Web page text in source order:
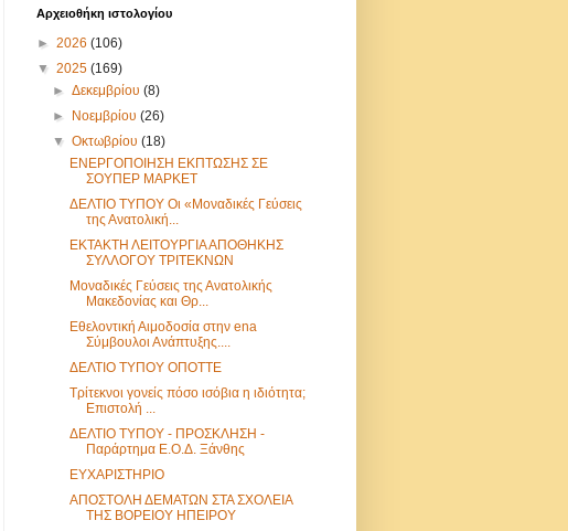
Αρχειοθήκη ιστολογίου
► 2026 (106)
▼ 2025 (169)
►Δεκεμβρίου(8)
►
Νοεμβρίου(26)
▼Οκτωβρίου(18)
ΕΝΕΡΓΟΠΟΙΗΣΗ ΕΚΠΤΩΣΗΣ ΣΕ
ΣΟΥΠΕΡ ΜΑΡΚΕΤ
ΔΕΛΤΙΟ ΤΥΠΟΥ Οι «Μοναδικές Γεύσεις
της Ανατολική...
ΕΚΤΑΚΤΗ ΛΕΙΤΟΥΡΓΙΑ ΑΠΟΘΗΚΗΣ
ΣΥΛΛΟΓΟΥ ΤΡΙΤΕΚΝΩΝ
Μοναδικές Γεύσεις της Ανατολικής
Μακεδονίας και Θρ...
Εθελοντική Αιμοδοσία στην ena
Σύμβουλοι Ανάπτυξης....
ΔΕΛΤΙΟ ΤΥΠΟΥ ΟΠΟΤΤΕ
Τρίτεκνοι γονείς πόσο ισόβια η ιδιότητα;
Επιστολή ...
ΔΕΛΤΙΟ ΤΥΠΟΥ - ΠΡΟΣΚΛΗΣΗ -
Παράρτημα Ε.Ο.Δ. Ξάνθης
ΕΥΧΑΡΙΣΤΗΡΙΟ
ΑΠΟΣΤΟΛΗ ΔΕΜΑΤΩΝ ΣΤΑ ΣΧΟΛΕΙΑ
ΤΗΣ ΒΟΡΕΙΟΥ ΗΠΕΙΡΟΥ